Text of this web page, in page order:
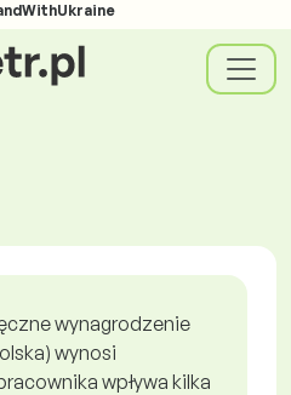
wynagrodzenie
wynosi
wpływa kilka